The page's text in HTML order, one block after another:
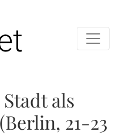
als
21-23